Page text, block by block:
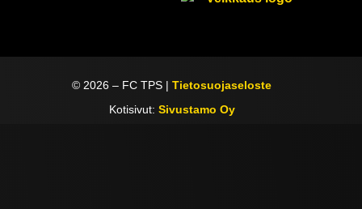
© 2026 – FC TPS |Tietosuojaseloste
Kotisivut: Sivustamo Oy